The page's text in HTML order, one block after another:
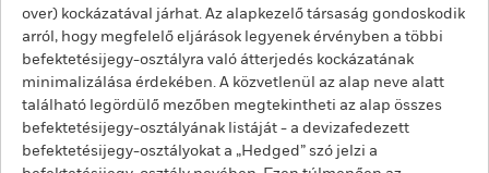
over) kockázatával járhat. Az alapkezelő társaság gondoskodik
arról, hogy megfelelő eljárások legyenek érvényben a többi
befektetésijegy-osztályra való átterjedés kockázatának
minimalizálása érdekében. A közvetlenül az alap neve alatt
található legördülő mezőben megtekintheti az alap összes
befektetésijegy-osztályának listáját - a devizafedezett
befektetésijegy-osztályokat a „Hedged” szó jelzi a